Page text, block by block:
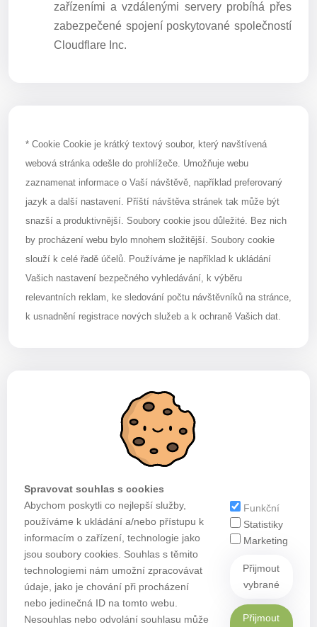
zařízeními a vzdálenými servery probíhá přes
zabezpečené spojení poskytované společností
Cloudflare Inc.
* Cookie Cookie je krátký textový soubor, který navštívená
webová stránka odešle do prohlížeče. Umožňuje webu
zaznamenat informace o Vaší návštěvě, například preferovaný
jazyk a další nastavení. Příští návštěva stránek tak může být
snazší a produktivnější. Soubory cookie jsou důležité. Bez nich
by procházení webu bylo mnohem složitější. Soubory cookie
slouží k celé řadě účelů. Používáme je například k ukládání
Vašich nastavení bezpečného vyhledávání, k výběru
relevantních reklam, ke sledování počtu návštěvníků na stránce,
k usnadnění registrace nových služeb a k ochraně Vašich dat.
Spravovat souhlas s cookies
Abychom poskytli co nejlepší služby,
používáme k ukládání a/nebo přístupu k
informacím o zařízení, technologie jako
jsou soubory cookies. Souhlas s těmito
technologiemi nám umožní zpracovávat
údaje, jako je chování při procházení
nebo jedinečná ID na tomto webu.
Nesouhlas nebo odvolání souhlasu může
Funkční
Statistiky
Marketing
Přijmout
vybrané
Přijmout